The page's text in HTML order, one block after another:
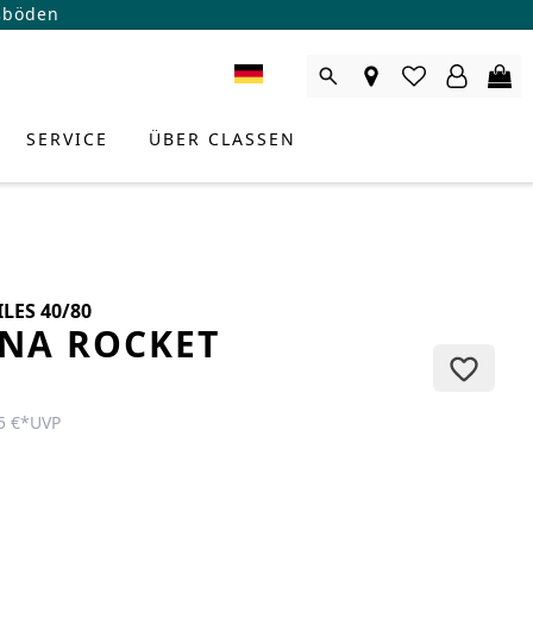
SERVICE ÜBER CLASSEN
40/80
ROCKET
€*UVP